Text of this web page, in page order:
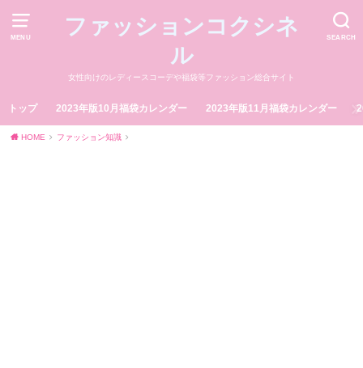
MENU SEARCH
ファッションコクシネ
ル
女性向けのレディースコーデや福袋等ファッション総合サイト
トップ 2023年版10月福袋カレンダー 2023年版11月福袋カレンダー
HOME ファッション知識